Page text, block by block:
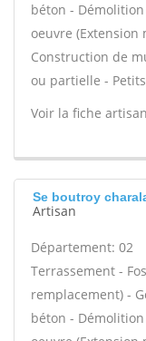
béton -
oeuvre (Extension
Construction de
ou partielle -
Voir la fiche
Se boutroy
Artisan
Département: 02
Terrassement -
remplacement) -
béton -